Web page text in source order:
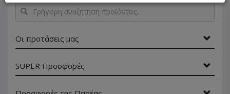
Γρήγορη
αναζήτηση
προϊόντος...
Οι προτάσεις μας
SUPER Προσφορές